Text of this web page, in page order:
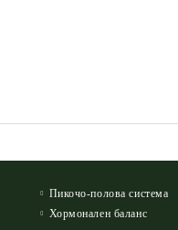
Пикочо-полова система
Хормонален баланс